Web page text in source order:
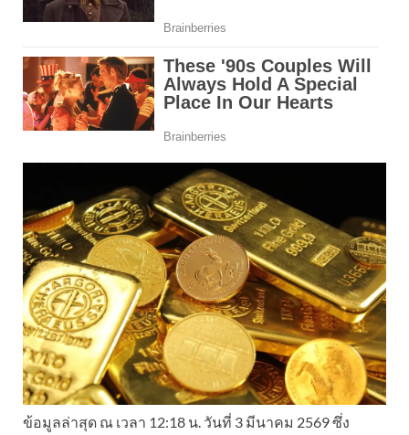
ข้อมูลล่าสุด ณ เวลา 12:18 น. วันที่ 3 มีนาคม 2569 ซึ่ง